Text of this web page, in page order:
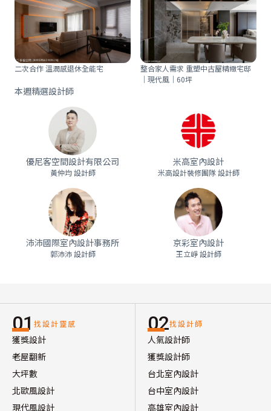
二次合作 溫潤感退休全能宅
整合家人需求 重塑中古屋精緻宅邸
｜現代風｜60坪
本週精選設計師
優尼客空間設計有限公司
黃仲均 設計師
米高室內設計
米高設計裝修團隊 設計師
沛沛國際室內設計事務所
郭沛沛 設計師
京彩室內設計
王立崢 設計師
01 找設計靈感
獲獎設計
老屋翻新
大坪數
北歐風設計
現代風設計
02找設計師
人氣設計師
獲獎設計師
台北室內設計
台中室內設計
高雄室內設計